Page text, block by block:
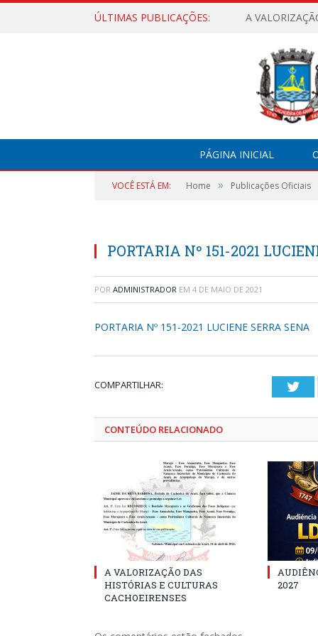
ÚLTIMAS PUBLICAÇÕES: A
PÁGINA INICIAL
VOCÊ ESTÁ EM: Home » Publicações Oficiais
PORTARIA Nº 151-2021
POR ADMINISTRADOR EM 4 DE MAIO DE 2021
PORTARIA Nº 151-2021 LUCIENE SERRA SENA
COMPARTILHAR:
CONTEÚDO RELACIONADO
A VALORIZAÇÃO DAS
HISTÓRIAS E CULTURAS
CACHOEIRENSES
2027